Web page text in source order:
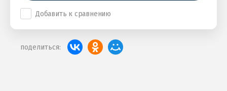
Добавить к сравнению
поделиться: